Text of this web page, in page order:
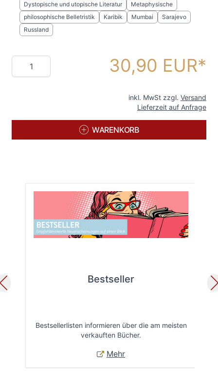
Dystopische und utopische Literatur
Metaphysische
philosophische Belletristik
Karibik Mumbai
Sarajevo
Russland
Menge 30,90 EUR
inkl. MwSt zzgl. Versand
Lieferzeit auf Anfrage
WARENKORB
Bestseller
Bestsellerlisten informieren über die am meisten
verkauften Bücher.
Mehr